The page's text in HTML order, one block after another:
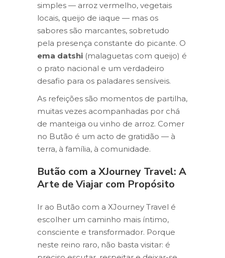
simples — arroz vermelho, vegetais
locais, queijo de iaque — mas os
sabores são marcantes, sobretudo
pela presença constante do picante. O
ema datshi (malaguetas com queijo) é
o prato nacional e um verdadeiro
desafio para os paladares sensíveis.
As refeições são momentos de partilha,
muitas vezes acompanhadas por chá
de manteiga ou vinho de arroz. Comer
no Butão é um acto de gratidão — à
terra, à família, à comunidade.
Butão com a XJourney Travel: A
Arte de Viajar com Propósito
Ir ao Butão com a XJourney Travel é
escolher um caminho mais íntimo,
consciente e transformador. Porque
neste reino raro, não basta visitar: é